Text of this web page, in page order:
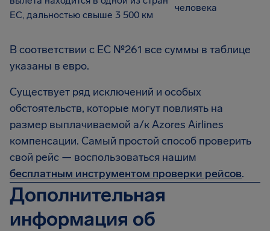
ЕС, дальностью свыше 3 500 км
человека
В соответствии с EC №261 все суммы в таблице
указаны в евро.
Существует ряд исключений и особых
обстоятельств, которые могут повлиять на
размер выплачиваемой а/к Azores Airlines
компенсации. Самый простой способ проверить
свой рейс — воспользоваться нашим
бесплатным инструментом проверки рейсов.
Дополнительная
информация об